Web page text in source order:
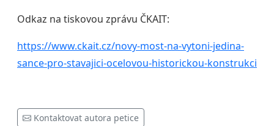
Odkaz na tiskovou zprávu ČKAIT:
https://www.ckait.cz/novy-most-na-vytoni-jedina-
sance-pro-stavajici-ocelovou-historickou-konstrukci
Kontaktovat autora petice